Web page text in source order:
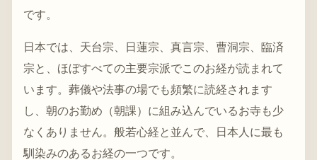
です。
日本では、天台宗、日蓮宗、真言宗、曹洞宗、臨済
宗と、ほぼすべての主要宗派でこのお経が読まれて
います。葬儀や法事の場でも頻繁に読経されます
し、朝のお勤め（朝課）に組み込んでいるお寺も少
なくありません。般若心経と並んで、日本人に最も
馴染みのあるお経の一つです。